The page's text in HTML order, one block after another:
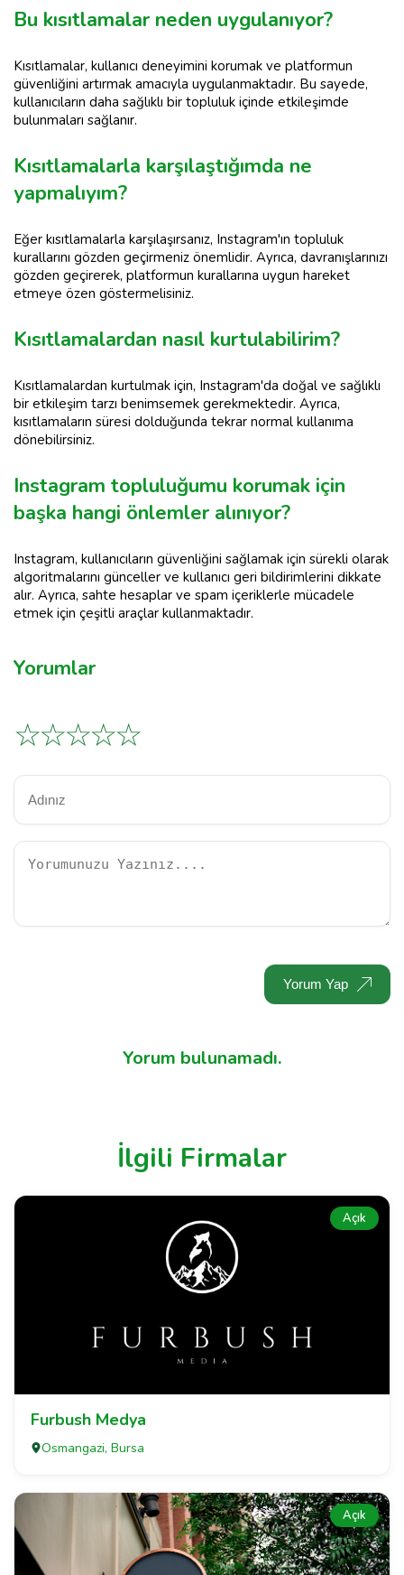
Bu kısıtlamalar neden uygulanıyor?
Kısıtlamalar, kullanıcı deneyimini korumak ve platformun
güvenliğini artırmak amacıyla uygulanmaktadır. Bu sayede,
kullanıcıların daha sağlıklı bir topluluk içinde etkileşimde
bulunmaları sağlanır.
Kısıtlamalarla karşılaştığımda ne
yapmalıyım?
Eğer kısıtlamalarla karşılaşırsanız, Instagram'ın topluluk
kurallarını gözden geçirmeniz önemlidir. Ayrıca, davranışlarınızı
gözden geçirerek, platformun kurallarına uygun hareket
etmeye özen göstermelisiniz.
Kısıtlamalardan nasıl kurtulabilirim?
Kısıtlamalardan kurtulmak için, Instagram'da doğal ve sağlıklı
bir etkileşim tarzı benimsemek gerekmektedir. Ayrıca,
kısıtlamaların süresi dolduğunda tekrar normal kullanıma
dönebilirsiniz.
Instagram topluluğumu korumak için
başka hangi önlemler alınıyor?
Instagram, kullanıcıların güvenliğini sağlamak için sürekli olarak
algoritmalarını günceller ve kullanıcı geri bildirimlerini dikkate
alır. Ayrıca, sahte hesaplar ve spam içeriklerle mücadele
etmek için çeşitli araçlar kullanmaktadır.
Yorumlar
☆
☆
☆
☆
☆
Yorum Yap
Yorum bulunamadı.
İlgili Firmalar
Açık
Furbush Medya
Osmangazi, Bursa
Açık